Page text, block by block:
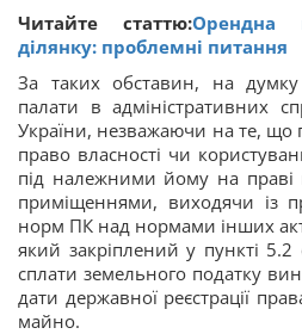
Читайте статтю:Орендна
ділянку: проблемні питання
За таких обставин, на думку
палати в адміністративних
України, незважаючи на те, що
право власності чи
під належними йому на праві
приміщеннями, виходячи із
норм ПК над нормами інших
який закріплений у пункті 5.2
сплати земельного податку
дати державної реєстрації
майно.